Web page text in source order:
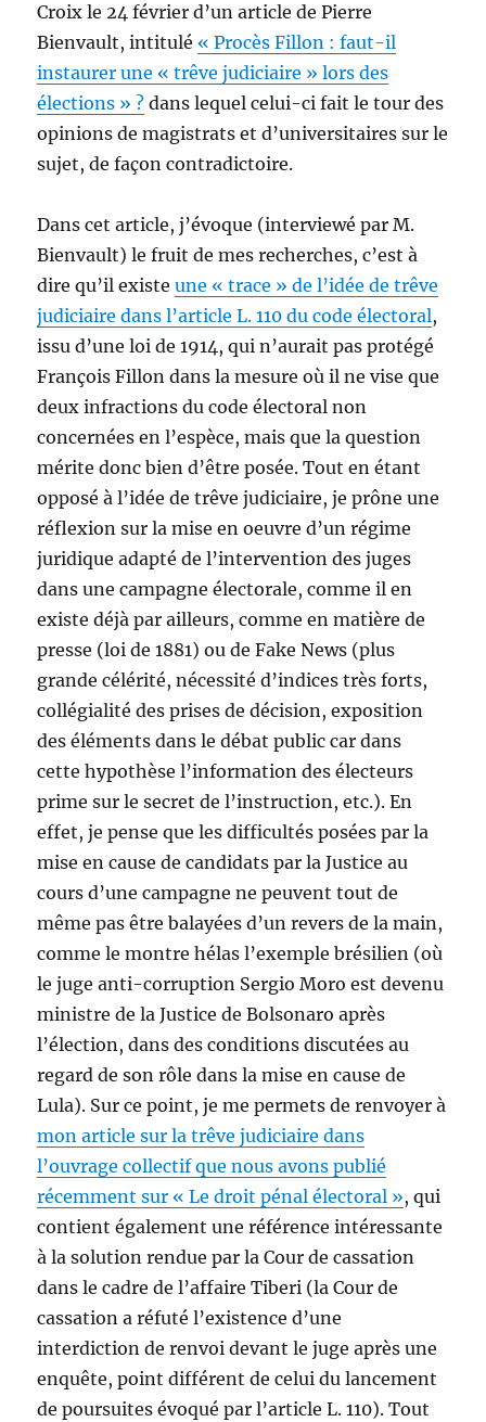
Croix le 24 février d’un article de Pierre
Bienvault, intitulé « Procès Fillon : faut-il
instaurer une « trêve judiciaire » lors des
élections » ? dans lequel celui-ci fait le tour des
opinions de magistrats et d’universitaires sur le
sujet, de façon contradictoire.
Dans cet article, j’évoque (interviewé par M.
Bienvault) le fruit de mes recherches, c’est à
dire qu’il existeune « trace » de l’idée de trêve
judiciaire dans l’article L. 110 du code électoral,
issu d’une loi de 1914, qui n’aurait pas protégé
François Fillon dans la mesure où il ne vise que
deux infractions du code électoral non
concernées en l’espèce, mais que la question
mérite donc bien d’être posée. Tout en étant
opposé à l’idée de trêve judiciaire, je prône une
réflexion sur la mise en oeuvre d’un régime
juridique adapté de l’intervention des juges
dans une campagne électorale, comme il en
existe déjà par ailleurs, comme en matière de
presse (loi de 1881) ou de Fake News (plus
grande célérité, nécessité d’indices très forts,
collégialité des prises de décision, exposition
des éléments dans le débat public car dans
cette hypothèse l’information des électeurs
prime sur le secret de l’instruction, etc.). En
effet, je pense que les difficultés posées par la
mise en cause de candidats par la Justice au
cours d’une campagne ne peuvent tout de
même pas être balayées d’un revers de la main,
comme le montre hélas l’exemple brésilien (où
le juge anti-corruption Sergio Moro est devenu
ministre de la Justice de Bolsonaro après
l’élection, dans des conditions discutées au
regard de son rôle dans la mise en cause de
Lula). Sur ce point, je me permets de renvoyer à
mon article sur la trêve judiciaire dans
l’ouvrage collectif que nous avons publié
récemment sur « Le droit pénal électoral », qui
contient également une référence intéressante
à la solution rendue par la Cour de cassation
dans le cadre de l’affaire Tiberi (la Cour de
cassation a réfuté l’existence d’une
interdiction de renvoi devant le juge après une
enquête, point différent de celui du lancement
de poursuites évoqué par l’article L. 110). Tout